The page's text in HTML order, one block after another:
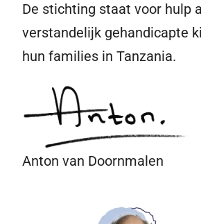
De stichting staat voor hulp
verstandelijk gehandicapte
hun families in Tanzania.
Anton van Doornmalen